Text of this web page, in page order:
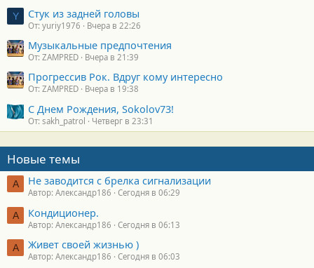
Y Стук из задней головы
От: yuriy1976 Вчера в 22:26
Музыкальные предпочтения
От: ZAMPRED Вчера в 21:39
Прогрессив Рок. Вдруг кому интересно
От: ZAMPRED Вчера в 19:38
С Днем Рождения, Sokolov73!
От: sakh_patrol Четверг в 23:31
Новые темы
А Не заводится с брелка сигнализации
Автор: Александр186 Сегодня в 06:29
А Кондиционер.
Автор: Александр186 Сегодня в 06:13
А Живет своей жизнью )
Автор: Александр186 Сегодня в 06:03